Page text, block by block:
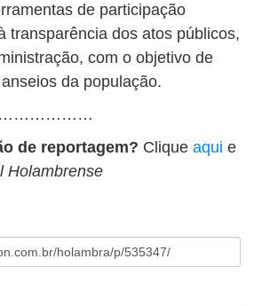
de participação
transparência dos atos públicos,
com o objetivo de
da população.
de reportagem? Clique aqui e
Holambrense